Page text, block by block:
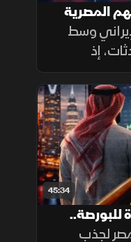
المصرية
وسط
إذ
بينما
بالتزامن
45:34
والسيولة
لجذب